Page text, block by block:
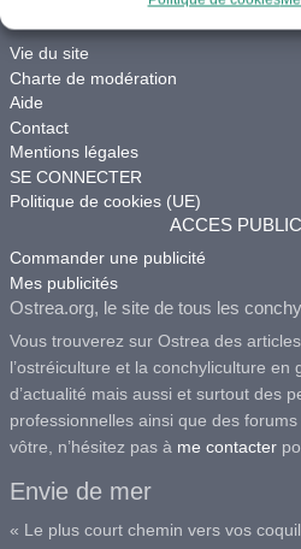
Vie du site
Charte de modération
Aide
Contact
Mentions légales
SE CONNECTER
Politique de cookies (UE)
ACCES
Commander une publicité
Mes publicités
Ostrea.org, le site de tous les
Vous trouverez sur Ostrea des
l’ostréiculture et la conchyliculture en
d’actualité mais aussi et surtout des
professionnelles ainsi que des
vôtre, n’hésitez pas à me contacter
Envie de mer
« Le plus court chemin vers vos